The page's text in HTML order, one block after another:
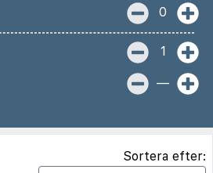
0
1
—
Sortera efter: